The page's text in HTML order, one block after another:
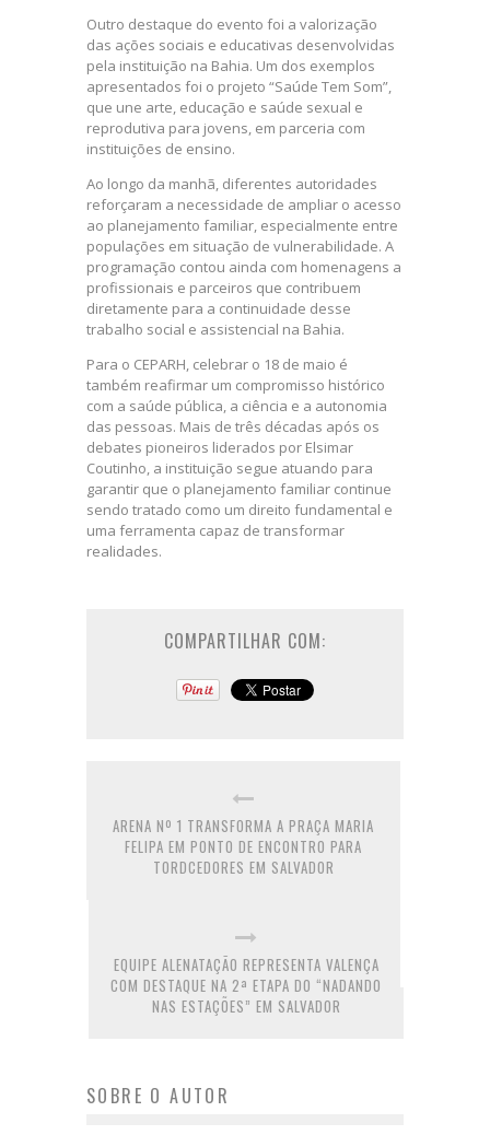
Outro destaque do evento foi a valorização
das ações sociais e educativas desenvolvidas
pela instituição na Bahia. Um dos exemplos
apresentados foi o projeto “Saúde Tem Som”,
que une arte, educação e saúde sexual e
reprodutiva para jovens, em parceria com
instituições de ensino.
Ao longo da manhã, diferentes autoridades
reforçaram a necessidade de ampliar o acesso
ao planejamento familiar, especialmente entre
populações em situação de vulnerabilidade. A
programação contou ainda com homenagens a
profissionais e parceiros que contribuem
diretamente para a continuidade desse
trabalho social e assistencial na Bahia.
Para o CEPARH, celebrar o 18 de maio é
também reafirmar um compromisso histórico
com a saúde pública, a ciência e a autonomia
das pessoas. Mais de três décadas após os
debates pioneiros liderados por Elsimar
Coutinho, a instituição segue atuando para
garantir que o planejamento familiar continue
sendo tratado como um direito fundamental e
uma ferramenta capaz de transformar
realidades.
COMPARTILHAR COM:
ARENA Nº 1 TRANSFORMA A PRAÇA MARIA
FELIPA EM PONTO DE ENCONTRO PARA
TORDCEDORES EM SALVADOR
EQUIPE ALENATAÇÃO REPRESENTA VALENÇA
COM DESTAQUE NA 2ª ETAPA DO “NADANDO
NAS ESTAÇÕES” EM SALVADOR
SOBRE O AUTOR